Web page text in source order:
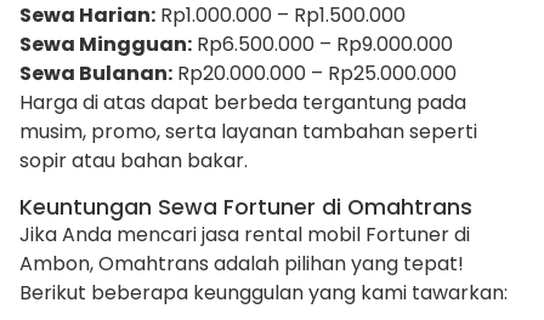
Sewa Harian: Rp1.000.000 – Rp1.500.000
Sewa Mingguan: Rp6.500.000 – Rp9.000.000
Sewa Bulanan: Rp20.000.000 – Rp25.000.000
Harga di atas dapat berbeda tergantung pada
musim, promo, serta layanan tambahan seperti
sopir atau bahan bakar.
Keuntungan Sewa Fortuner di Omahtrans
Jika Anda mencari jasa rental mobil Fortuner di
Ambon, Omahtrans adalah pilihan yang tepat!
Berikut beberapa keunggulan yang kami tawarkan: